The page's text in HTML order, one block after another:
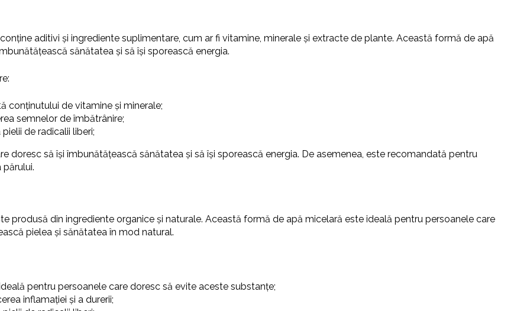
aditivi și ingrediente suplimentare, cum ar fi vitamine, minerale și extracte de plante. Această formă de apă
sănătatea și să își sporească energia.
conținutului de vitamine și minerale;
semnelor de îmbătrânire;
de radicalii liberi;
doresc să își îmbunătățească sănătatea și să își sporească energia. De asemenea, este recomandată pentru
părului.
produsă din ingrediente organice și naturale. Această formă de apă micelară este ideală pentru persoanele care
pielea și sănătatea în mod natural.
pentru persoanele care doresc să evite aceste substanțe;
inflamației și a durerii;